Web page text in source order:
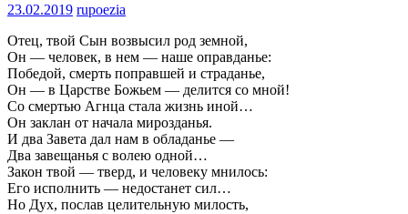
23.02.2019 rupoezia
Отец, твой Сын возвысил род земной,
Он — человек, в нем — наше оправданье:
Победой, смерть поправшей и страданье,
Он — в Царстве Божьем — делится со мной!
Со смертью Агнца стала жизнь иной…
Он заклан от начала мирозданья.
И два Завета дал нам в обладанье —
Два завещанья с волею одной…
Закон твой — тверд, и человеку мнилось:
Его исполнить — недостанет сил…
Но Дух, послав целительную милость,